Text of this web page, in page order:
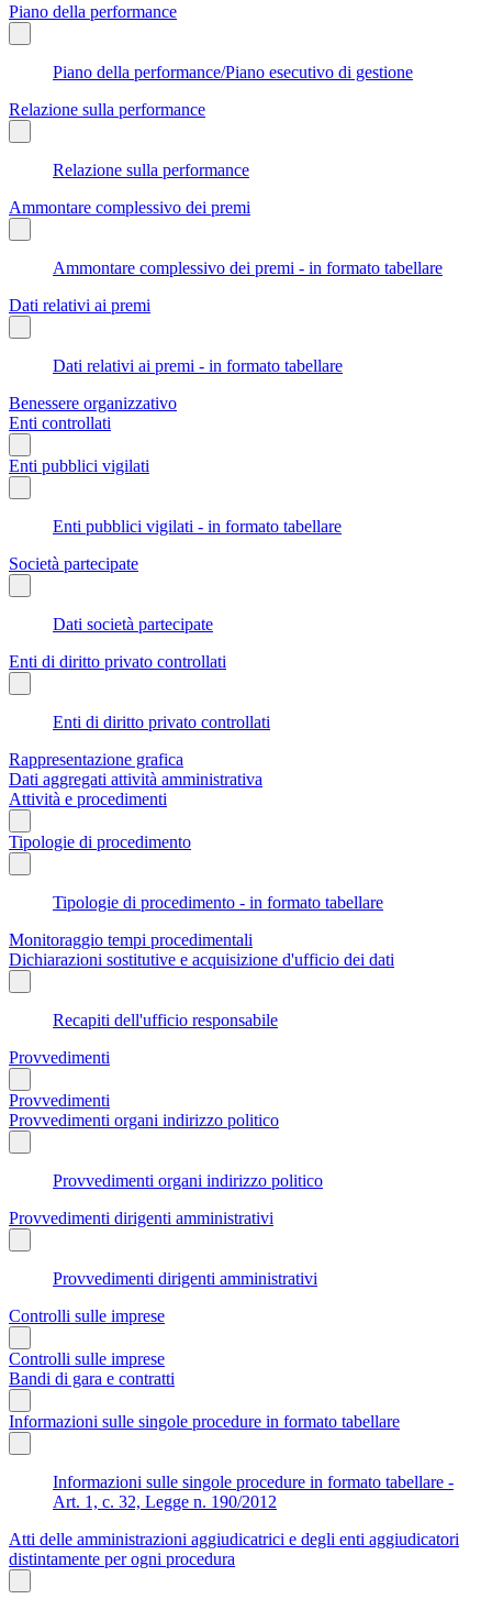
Piano della performance
Piano della performance/Piano esecutivo di gestione
Relazione sulla performance
Relazione sulla performance
Ammontare complessivo dei premi
Ammontare complessivo dei premi - in formato tabellare
Dati relativi ai premi
Dati relativi ai premi - in formato tabellare
Benessere organizzativo
Enti controllati
Enti pubblici vigilati
Enti pubblici vigilati - in formato tabellare
Società partecipate
Dati società partecipate
Enti di diritto privato controllati
Enti di diritto privato controllati
Rappresentazione grafica
Dati aggregati attività amministrativa
Attività e procedimenti
Tipologie di procedimento
Tipologie di procedimento - in formato tabellare
Monitoraggio tempi procedimentali
Dichiarazioni sostitutive e acquisizione d'ufficio dei dati
Recapiti dell'ufficio responsabile
Provvedimenti
Provvedimenti
Provvedimenti organi indirizzo politico
Provvedimenti organi indirizzo politico
Provvedimenti dirigenti amministrativi
Provvedimenti dirigenti amministrativi
Controlli sulle imprese
Controlli sulle imprese
Bandi di gara e contratti
Informazioni sulle singole procedure in formato tabellare
Informazioni sulle singole procedure in formato tabellare -
Art. 1, c. 32, Legge n. 190/2012
Atti delle amministrazioni aggiudicatrici e degli enti aggiudicatori
distintamente per ogni procedura